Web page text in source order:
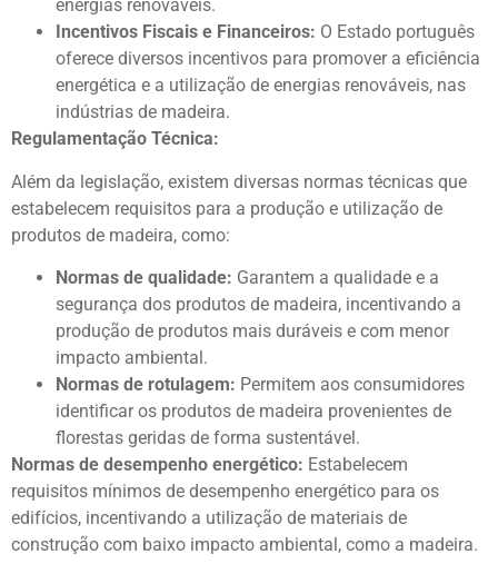
energias renováveis.
Incentivos Fiscais e Financeiros: O Estado português
oferece diversos incentivos para promover a eficiência
energética e a utilização de energias renováveis, nas
indústrias de madeira.
Regulamentação Técnica:
Além da legislação, existem diversas normas técnicas que
estabelecem requisitos para a produção e utilização de
produtos de madeira, como:
Normas de qualidade: Garantem a qualidade e a
segurança dos produtos de madeira, incentivando a
produção de produtos mais duráveis e com menor
impacto ambiental.
Normas de rotulagem: Permitem aos consumidores
identificar os produtos de madeira provenientes de
florestas geridas de forma sustentável.
Normas de desempenho energético: Estabelecem
requisitos mínimos de desempenho energético para os
edifícios, incentivando a utilização de materiais de
construção com baixo impacto ambiental, como a madeira.